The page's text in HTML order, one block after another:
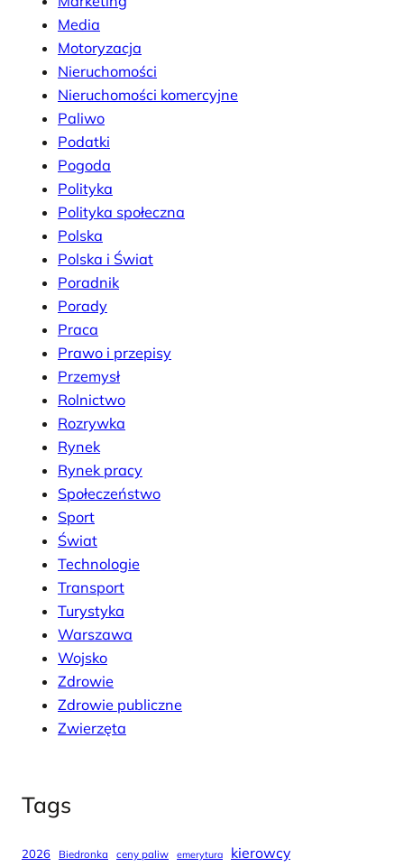
Media
Motoryzacja
Nieruchomości
Nieruchomości komercyjne
Paliwo
Podatki
Pogoda
Polityka
Polityka społeczna
Polska
Polska i Świat
Poradnik
Porady
Praca
Prawo i przepisy
Przemysł
Rolnictwo
Rozrywka
Rynek
Rynek pracy
Społeczeństwo
Sport
Świat
Technologie
Transport
Turystyka
Warszawa
Wojsko
Zdrowie
Zdrowie publiczne
Zwierzęta
Tags
2026 Biedronka ceny paliw emerytura kierowcy